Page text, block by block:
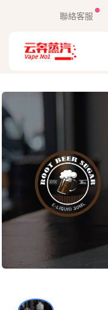
聯絡客服